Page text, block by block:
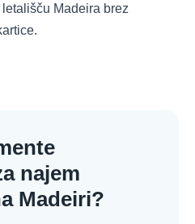
Madeira brez
najem
Madeiri?